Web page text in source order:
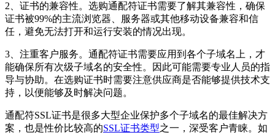
2、证书的兼容性。选购通配符证书需要了解其兼容性，确保
证书被99%的主流浏览器、服务器或其他移动设备兼容和信
任，避免无法打开和运行安装的情况出现。
3、注重客户服务。通配符证书需要应用到各个子域名上，才
能确保所有次级子域名的安全性。因此可能需要专业人员的指
导与协助。在选购证书时需要注意供应商是否能够提供技术支
持，以便能够及时解决问题。
通配符SSL证书是很多大型企业保护多个子域名的最佳解决方
案，也是性价比较高的SSL证书类型之一，深受客户青睐。如